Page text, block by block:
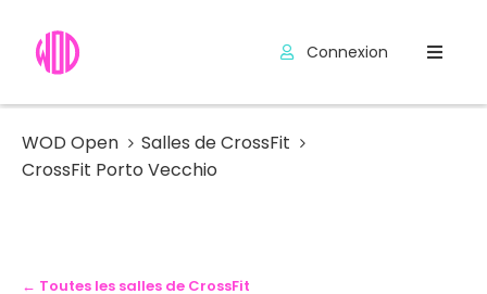
Hyrox
Exercices
Connexion
WOD Open
Salles de CrossFit
CrossFit Porto Vecchio
← Toutes les salles de CrossFit